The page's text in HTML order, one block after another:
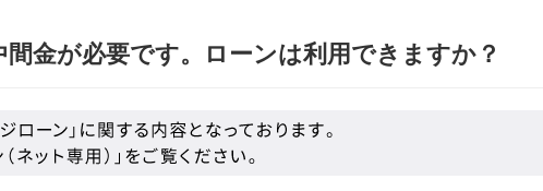
金が必要です。ローンは利用できますか？